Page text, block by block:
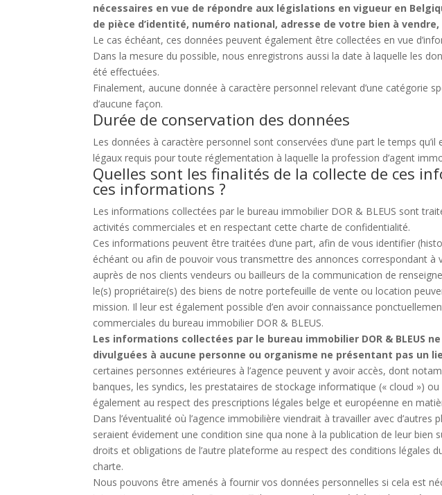
nécessaires en vue de répondre aux législations en vigueur en
de pièce d’identité, numéro national, adresse de votre bien à
Le cas échéant, ces données peuvent également être collectées en vue
Dans la mesure du possible, nous enregistrons aussi la date à laquelle les
été effectuées.
Finalement, aucune donnée à caractère personnel relevant d’une catégorie
d’aucune façon.
Durée de conservation des données
Les données à caractère personnel sont conservées d’une part le temps
légaux requis pour toute réglementation à laquelle la profession d’agent
Quelles sont les finalités de la collecte de ces
ces informations ?
Les informations collectées par le bureau immobilier DOR & BLEUS sont
activités commerciales et en respectant cette charte de confidentialité.
Ces informations peuvent être traitées d’une part, afin de vous identifier
échéant ou afin de pouvoir vous transmettre des annonces correspondant à
auprès de nos clients vendeurs ou bailleurs de la communication de
le(s) propriétaire(s) des biens de notre portefeuille de vente ou location
mission. Il leur est également possible d’en avoir connaissance
commerciales du bureau immobilier DOR & BLEUS.
Les informations collectées par le bureau immobilier DOR & BLEUS
divulguées à aucune personne ou organisme ne présentant pas un
certaines personnes extérieures à l’agence peuvent y avoir accès, dont
banques, les syndics, les prestataires de stockage informatique (« cloud »)
également au respect des prescriptions légales belge et européenne en
Dans l’éventualité où l’agence immobilière viendrait à travailler avec
seraient évidement une condition sine qua none à la publication de leur bien
droits et obligations de l’autre plateforme au respect des conditions légales
charte.
Nous pouvons être amenés à fournir vos données personnelles si cela est